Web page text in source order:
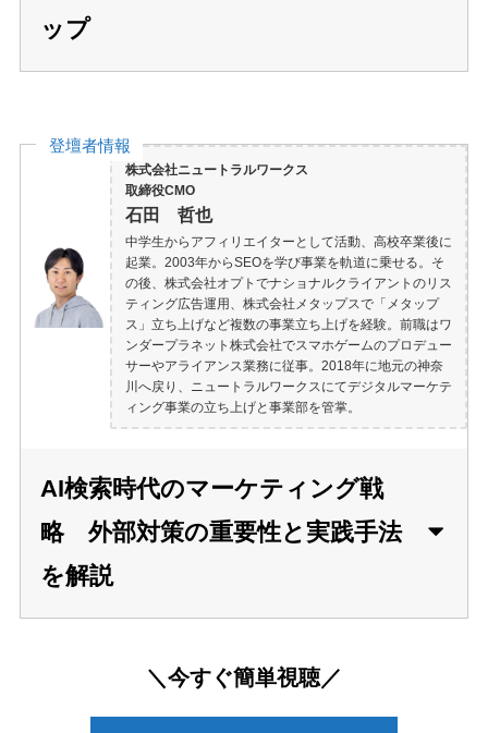
ップ
登壇者情報
株式会社ニュートラルワークス
取締役CMO
石田 哲也
中学生からアフィリエイターとして活動、高校卒業後に
起業。2003年からSEOを学び事業を軌道に乗せる。そ
の後、株式会社オプトでナショナルクライアントのリス
ティング広告運用、株式会社メタップスで「メタップ
ス」立ち上げなど複数の事業立ち上げを経験。前職はワ
ンダープラネット株式会社でスマホゲームのプロデュー
サーやアライアンス業務に従事。2018年に地元の神奈
川へ戻り、ニュートラルワークスにてデジタルマーケテ
ィング事業の立ち上げと事業部を管掌。
AI検索時代のマーケティング戦
略 外部対策の重要性と実践手法
を解説
＼今すぐ簡単視聴／